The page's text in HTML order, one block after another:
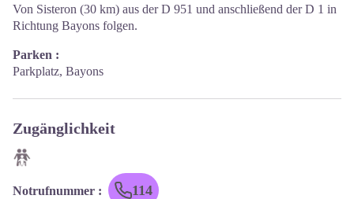
Von Sisteron (30 km) aus der D 951 und anschließend der D 1 in
Richtung Bayons folgen.
Parken :
Parkplatz, Bayons
Zugänglichkeit
Notrufnummer : 114